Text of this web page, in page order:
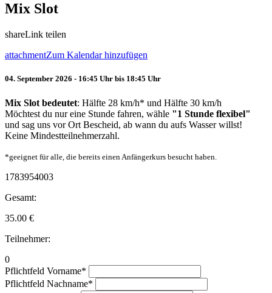
Mix Slot
shareLink teilen
attachmentZum Kalendar hinzufügen
04. September 2026 - 16:45 Uhr bis 18:45 Uhr
Mix Slot bedeutet: Hälfte 28 km/h* und Hälfte 30 km/h
Möchtest du nur eine Stunde fahren, wähle "1 Stunde flexibel"
und sag uns vor Ort Bescheid, ab wann du aufs Wasser willst!
Keine Mindestteilnehmerzahl.
*geeignet für alle, die bereits einen Anfängerkurs besucht haben.
1783954003
Gesamt:
35.00 €
Teilnehmer:
0
Pflichtfeld Vorname*
Pflichtfeld Nachname*